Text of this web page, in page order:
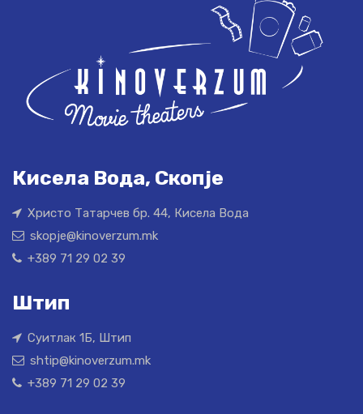
Кисела Вода, Скопје
Христо Татарчев бр. 44, Кисела Вода
skopje@kinoverzum.mk
+389 71 29 02 39
Штип
Суитлак 1Б, Штип
shtip@kinoverzum.mk
+389 71 29 02 39